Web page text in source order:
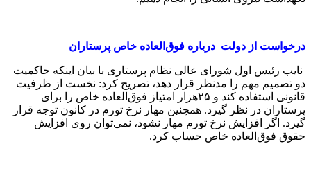
دو تصمیم مهم را مدنظر قرار دهد، تصریح کرد: نخست از ظرفیت
قانونی استفاده‌ کند و ۲۵هزار امتیاز فوق‌العاده خاص را برای
پرستاران در نظر گیرد. همچنین مهار نرخ تورم در کانون توجه قرار
گیرد. اگر افزایش نرخ تورم مهار نشود، نمی‌توان روی افزایش
حقوق فوق‌العاده خاص حساب‌ کرد.